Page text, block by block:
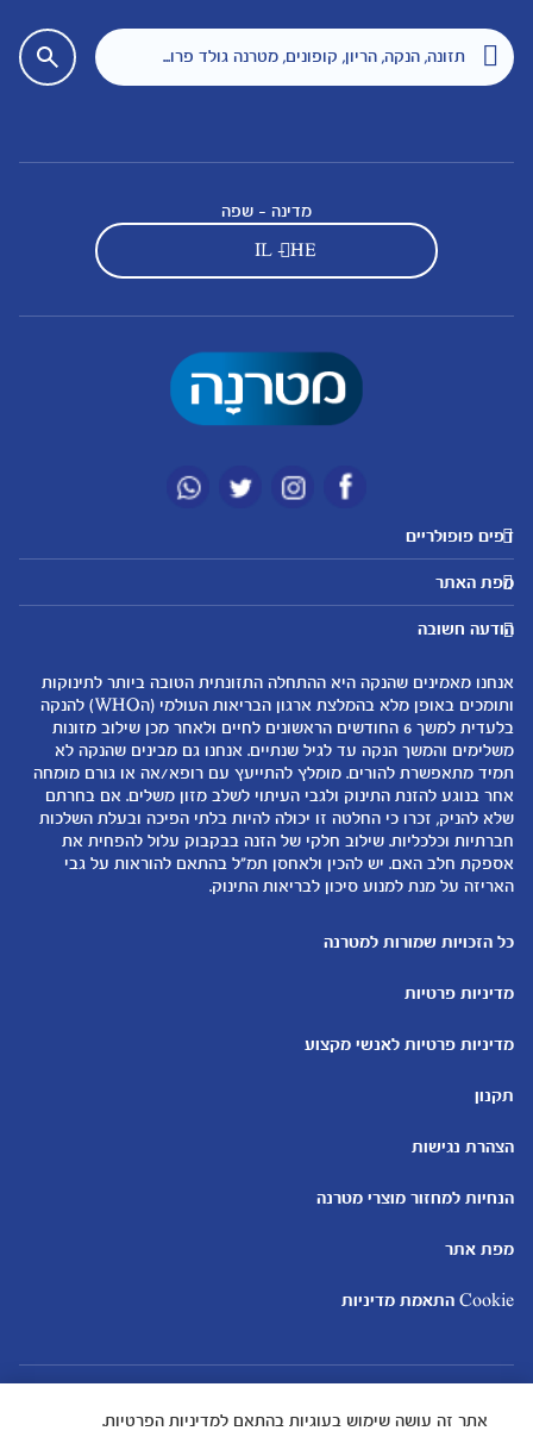
מדינה - שפה
IL - HE
דפים פופולריים
מטרנה לשירותכם
היועצות שלנו
שאלות נפוצות
אודות
لموقع متيرنا باللغة العربية
מועדון מטרנה
רכישת מוצרים
המוצרים שלנו
קופונים
מפת האתר
אבני דרך
לקראת הריון
0-6 חודשים
6-12 חודשים
12-24 חודשים
נושאים
שמות לתינוקות
התפתחות התינוק
תזונת תינוקות
טיפול בתינוק
הנקה
להיות הורים
מחשבון ביוץ
מחשבון שמות
מחשבון צבע עיניים
הודעה חשובה
אנחנו מאמינים שהנקה היא ההתחלה התזונתית הטובה ביותר לתינוקות
ותומכים באופן מלא בהמלצת ארגון הבריאות העולמי (הWHO) להנקה
בלעדית למשך 6 החודשים הראשונים לחיים ולאחר מכן שילוב מזונות
משלימים והמשך הנקה עד לגיל שנתיים. אנחנו גם מבינים שהנקה לא
תמיד מתאפשרת להורים. מומלץ להתייעץ עם רופא/אה או גורם מומחה
אחר בנוגע להזנת התינוק ולגבי העיתוי לשלב מזון משלים. אם בחרתם
שלא להניק, זכרו כי החלטה זו יכולה להיות בלתי הפיכה ובעלת השלכות
חברתיות וכלכליות. שילוב חלקי של הזנה בבקבוק עלול להפחית את
אספקת חלב האם. יש להכין ולאחסן תמ"ל בהתאם להוראות על גבי
האריזה על מנת למנוע סיכון לבריאות התינוק.
כל הזכויות שמורות למטרנה
מדיניות פרטיות
מדיניות פרטיות לאנשי מקצוע
תקנון
הצהרת נגישות
הנחיות למחזור מוצרי מטרנה
מפת אתר
Cookie התאמת מדיניות
אתר זה עושה שימוש בעוגיות בהתאם למדיניות הפרטיות.